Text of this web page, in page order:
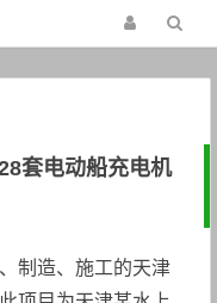
套电动船充电机
制造、施工的天津